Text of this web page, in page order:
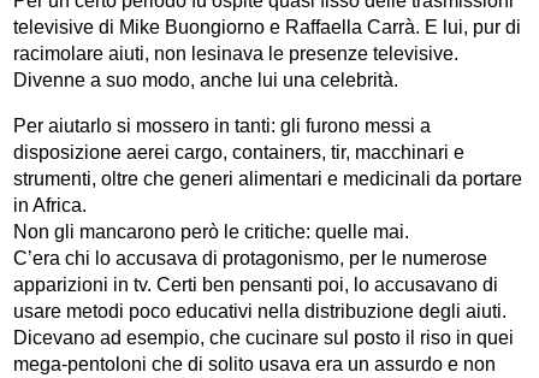
televisive di Mike Buongiorno e Raffaella Carrà. E lui, pur di
racimolare aiuti, non lesinava le presenze televisive.
Divenne a suo modo, anche lui una celebrità.
Per aiutarlo si mossero in tanti: gli furono messi a
disposizione aerei cargo, containers, tir, macchinari e
strumenti, oltre che generi alimentari e medicinali da portare
in Africa.
Non gli mancarono però le critiche: quelle mai.
C’era chi lo accusava di protagonismo, per le numerose
apparizioni in tv. Certi ben pensanti poi, lo accusavano di
usare metodi poco educativi nella distribuzione degli aiuti.
Dicevano ad esempio, che cucinare sul posto il riso in quei
mega-pentoloni che di solito usava era un assurdo e non